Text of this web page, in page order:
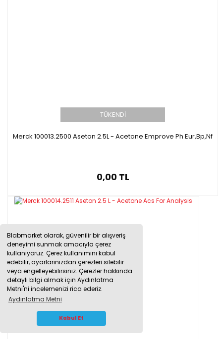
Blabmarket olarak, güvenilir bir alışveriş
deneyimi sunmak amacıyla çerez
kullanıyoruz. Çerez kullanımını kabul
edebilir, ayarlarınızdan çerezleri silebilir
veya engelleyebilirsiniz. Çerezler hakkında
detaylı bilgi almak için Aydınlatma
Metni'ni incelemenizi rica ederiz.
Aydınlatma Metni
Kabul Et
TÜKENDİ
Merck 100013.2500 Aseton 2.5L - Acetone Emprove Ph Eur,Bp,Nf
0,00 TL
WHATSAPP İLETİŞİM